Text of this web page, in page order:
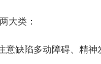
大类：
意缺陷多动障碍、精